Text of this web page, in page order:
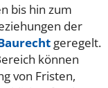
bis hin zum
der
geregelt.
können
von Fristen,